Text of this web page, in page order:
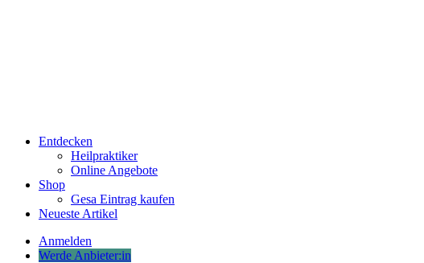
Entdecken
Heilpraktiker
Online Angebote
Shop
Gesa Eintrag kaufen
Neueste Artikel
Anmelden
Werde Anbieter:in